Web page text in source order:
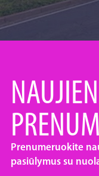
Prenumeruokite
pasiūlymus su